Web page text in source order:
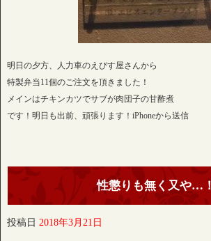
明日の夕方、人力車のえびす屋さんから
特製弁当11個のご注文を頂きました！
メインはチキンカツでサブが肉団子の甘酢煮
です！明日も出前、頑張ります！iPhoneから送信
性懲りも無く又や…！
投稿日 2018年3月21日